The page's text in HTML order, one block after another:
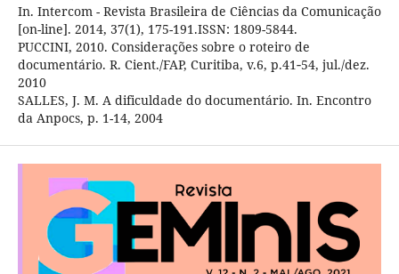
In. Intercom - Revista Brasileira de Ciências da Comunicação
[on-line]. 2014, 37(1), 175-191.ISSN: 1809-5844.
PUCCINI, 2010. Considerações sobre o roteiro de
documentário. R. Cient./FAP, Curitiba, v.6, p.41‐54, jul./dez.
2010
SALLES, J. M. A dificuldade do documentário. In. Encontro
da Anpocs, p. 1-14, 2004